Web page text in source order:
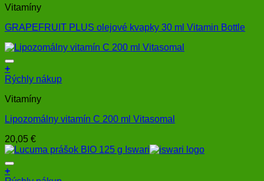
Vitamíny
GRAPEFRUIT PLUS olejové kvapky 30 ml Vitamin Bottle
+
Rýchly nákup
Vitamíny
Lipozomálny vitamín C 200 ml Vitasomal
20,05 €
+